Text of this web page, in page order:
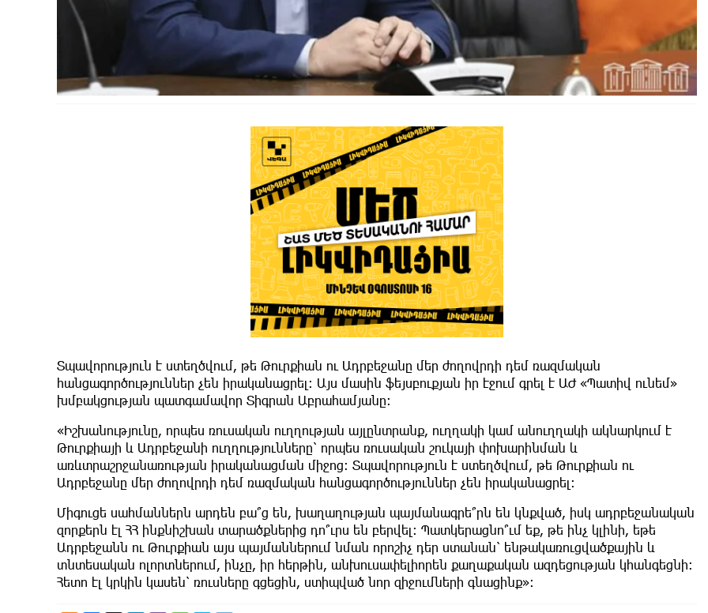
Տպավորություն է ստեղծվում, թե Թուրքիան ու Ադրբեջանը մեր ժողովրդի դեմ ռազմական
հանցագործություններ չեն իրականացրել: Այս մասին ֆեյսբուքյան իր էջում գրել է ԱԺ «Պատիվ ունեմ»
խմբակցության պատգամավոր Տիգրան Աբրահամյանը։
«Իշխանությունը, որպես ռուսական ուղղության այլընտրանք, ուղղակի կամ անուղղակի ակնարկում է
Թուրքիայի և Ադրբեջանի ուղղությունները՝ որպես ռուսական շուկայի փոխարինման և
առևտրաշրջանառության իրականացման միջոց։ Տպավորություն է ստեղծվում, թե Թուրքիան ու
Ադրբեջանը մեր ժողովրդի դեմ ռազմական հանցագործություններ չեն իրականացրել։
Միգուցե սահմաններն արդեն բա՞ց են, խաղաղության պայմանագրե՞րն են կնքված, իսկ ադրբեջանական
զորքերն էլ ՀՀ ինքնիշխան տարածքներից դո՞ւրս են բերվել։ Պատկերացնո՞ւմ եք, թե ինչ կլինի, եթե
Ադրբեջանն ու Թուրքիան այս պայմաններում նման որոշիչ դեր ստանան՝ ենթակառուցվածքային և
տնտեսական ոլորտներում, ինչը, իր հերթին, անխուսափելիորեն քաղաքական ազդեցության կհանգեցնի։
Հետո էլ կրկին կասեն՝ ռուսները գցեցին, ստիպված նոր զիջումների գնացինք»։